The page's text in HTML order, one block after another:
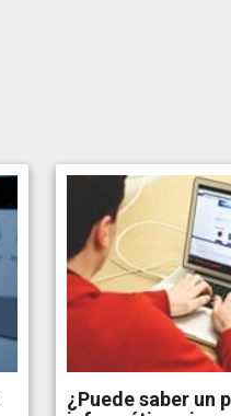
¿Puede saber un